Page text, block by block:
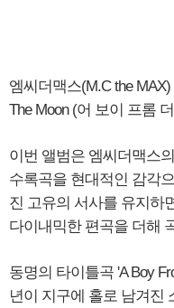
엠씨더맥스(M.C the
The Moon (어 보이 프롬
이번 앨범은 엠씨더맥스
수록곡을 현대적인 감각
진 고유의 서사를 유지하
다이내믹한 편곡을 더해
동명의 타이틀곡 'A Boy
년이 지구에 홀로 남겨진